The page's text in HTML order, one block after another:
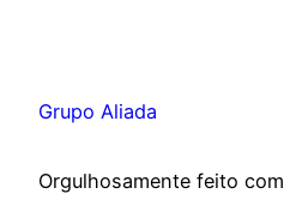
Grupo Aliada
Orgulhosamente feito com